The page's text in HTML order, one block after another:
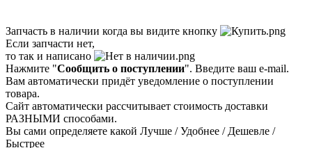
Запчасть в наличии когда вы видите кнопку
Если запчасти нет,
то так и написано
Нажмите "Сообщить о поступлении". Введите ваш e-mail.
Вам автоматически придёт уведомление о поступлении
товара.
Сайт автоматически рассчитывает стоимость доставки
РАЗНЫМИ способами.
Вы сами определяете какой Лучше / Удобнее / Дешевле /
Быстрее